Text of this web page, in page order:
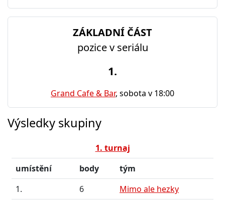
ZÁKLADNÍ ČÁST
pozice v seriálu
1.
Grand Cafe & Bar, sobota v 18:00
Výsledky skupiny
1. turnaj
umístění
body
tým
1.
6
Mimo ale hezky